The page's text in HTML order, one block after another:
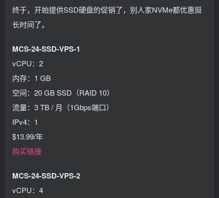
终于，开始提供SSD硬盘的促销了，别人家NVMe都优惠挺
长时间了。
MCS-24-SSD-VPS-1
vCPU：2
内存：1 GB
空间：20 GB SSD（RAID 10）
流量：3 TB / 月（1Gbps端口）
IPv4：1
$13.99/年
购买链接
MCS-24-SSD-VPS-2
vCPU：4